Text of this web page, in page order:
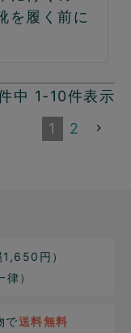
を履く前に
中 1-10件表示
1
2
1,650円）
律）
で送料無料